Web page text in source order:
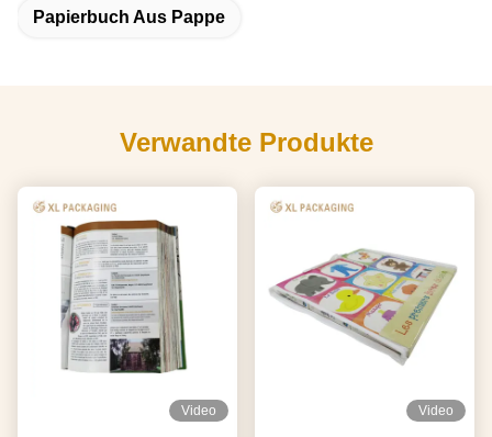
Papierbuch Aus Pappe
Verwandte Produkte
Video Video